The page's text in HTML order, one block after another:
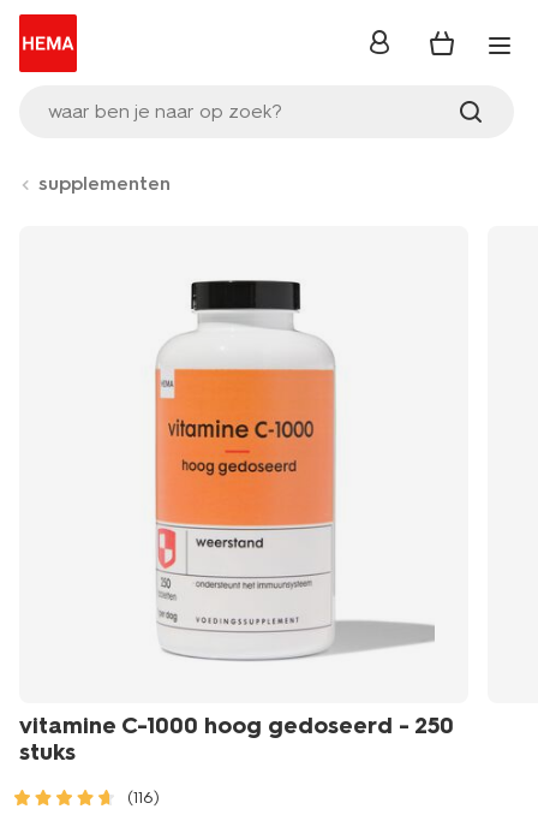
waar ben je naar op zoek?
inloggen
supplementen
vitamine C-1000 hoog gedoseerd - 250
stuks
(116)